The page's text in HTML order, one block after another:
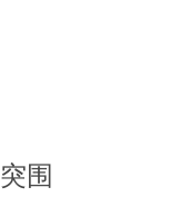
围